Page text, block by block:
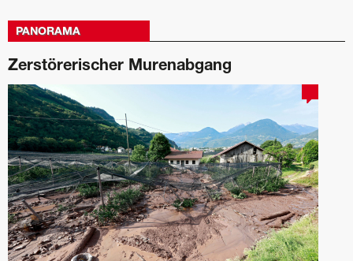
PANORAMA
Zerstörerischer Murenabgang